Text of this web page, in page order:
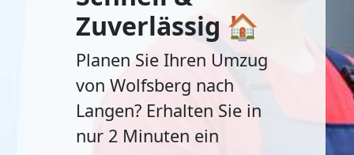
Zuverlässig 🏠
Planen Sie Ihren Umzug
von Wolfsberg nach
Langen? Erhalten Sie in
nur 2 Minuten ein